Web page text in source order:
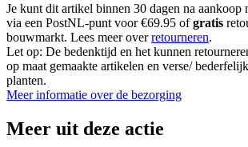
Je kunt dit artikel binnen 30 dagen na aankoop
via een PostNL-punt voor €69.95 ofgratis
bouwmarkt. Lees meer overretourneren.
Let op: De bedenktijd en het kunnen
op maat gemaakte artikelen en verse/
planten.
Meer informatie over de bezorging
Meer uit deze actie